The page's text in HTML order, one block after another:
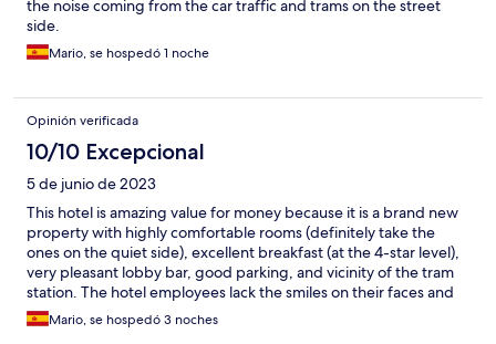
the noise coming from the car traffic and trams on the street
side.
Mario, se hospedó 1 noche
Opinión verificada
10/10 Excepcional
5 de junio de 2023
This hotel is amazing value for money because it is a brand new
property with highly comfortable rooms (definitely take the
ones on the quiet side), excellent breakfast (at the 4-star level),
very pleasant lobby bar, good parking, and vicinity of the tram
station. The hotel employees lack the smiles on their faces and
they don't greet you with the exception of Karolina, who is one
of the best receptionists I have ever met.
Mario, se hospedó 3 noches